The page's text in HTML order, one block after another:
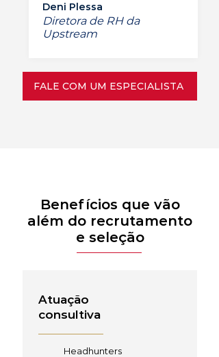
Deni Plessa
Diretora de RH da
Upstream
FALE COM UM ESPECIALISTA
Benefícios que vão
além do recrutamento
e seleção
Atuação
consultiva
Headhunters